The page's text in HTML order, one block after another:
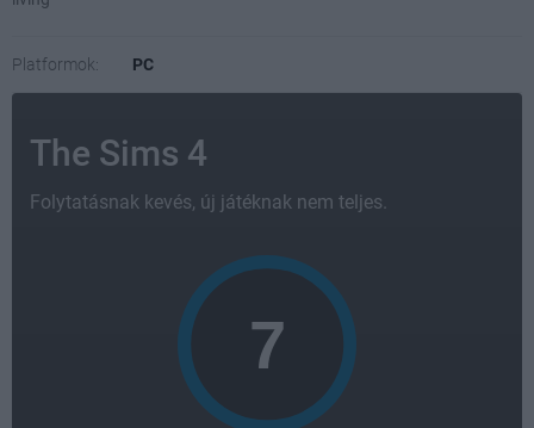
Platformok: PC
The Sims 4
Folytatásnak kevés, új játéknak nem teljes.